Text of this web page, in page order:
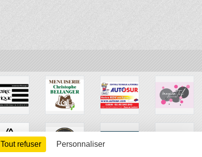
Tout refuser Personnaliser